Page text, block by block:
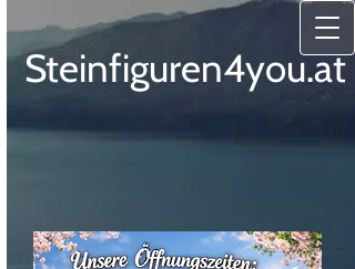
Steinfiguren4you.at